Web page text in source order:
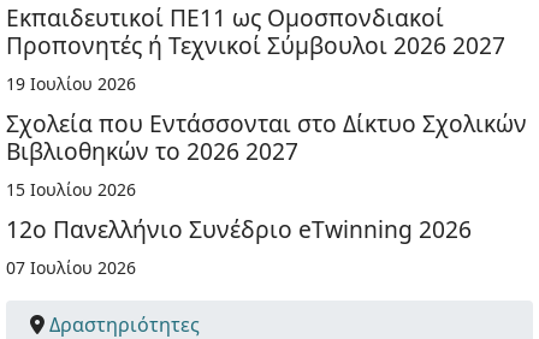
Εκπαιδευτικοί ΠΕ11 ως Ομοσπονδιακοί
Προπονητές ή Τεχνικοί Σύμβουλοι 2026 2027
19 Ιουλίου 2026
Σχολεία που Εντάσσονται στο Δίκτυο Σχολικών
Βιβλιοθηκών το 2026 2027
15 Ιουλίου 2026
12ο Πανελλήνιο Συνέδριο eTwinning 2026
07 Ιουλίου 2026
Δραστηριότητες